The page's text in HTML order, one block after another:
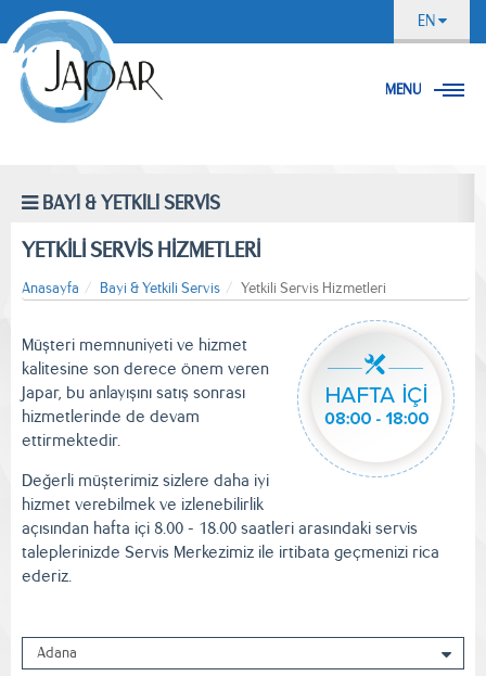
EN
MENU
BAYİ & YETKİLİ SERVİS
YETKİLİ SERVİS HİZMETLERİ
Anasayfa Bayi & Yetkili Servis Yetkili Servis Hizmetleri
Müşteri memnuniyeti ve hizmet
kalitesine son derece önem veren
Japar, bu anlayışını satış sonrası
hizmetlerinde de devam
ettirmektedir.
Değerli müşterimiz sizlere daha iyi
hizmet verebilmek ve izlenebilirlik
açısından hafta içi 8.00 - 18.00 saatleri arasındaki servis
taleplerinizde Servis Merkezimiz ile irtibata geçmenizi rica
ederiz.